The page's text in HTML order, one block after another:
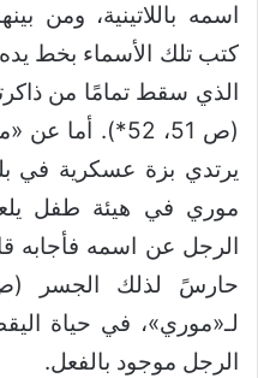
اسمه باللاتينية، ومن
كتب تلك الأسماء بخط
الذي سقط تمامًا من
(ص 51، 52*).
يرتدي بزة عسكرية في
موري في هيئة طفل
الرجل عن اسمه فأجابه
حارسً لذلك الجسر (ص 55،
لـ«موري»، في حياة
الرجل موجود بالفعل.